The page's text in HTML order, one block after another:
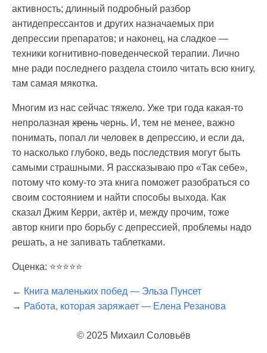
активность; длинный подробный разбор
антидепрессантов и других назначаемых при
депрессии препаратов; и наконец, на сладкое —
техники когнитивно-поведенческой терапии. Лично
мне ради последнего раздела стоило читать всю книгу,
там самая мякотка.
Многим из нас сейчас тяжело. Уже три года какая-то
непролазная хрень чернь. И, тем не менее, важно
понимать, попал ли человек в депрессию, и если да,
то насколько глубоко, ведь последствия могут быть
самыми страшными. Я рассказываю про «Так себе»,
потому что кому-то эта книга поможет разобраться со
своим состоянием и найти способы выхода. Как
сказал Джим Керри, актёр и, между прочим, тоже
автор книги про борьбу с депрессией, проблемы надо
решать, а не запивать таблетками.
Оценка: ⭐️⭐️⭐️⭐️⭐️
← Книга маленьких побед — Эльза Пунсет
→ Работа, которая заряжает — Елена Резанова
© 2025 Михаил Соловьёв